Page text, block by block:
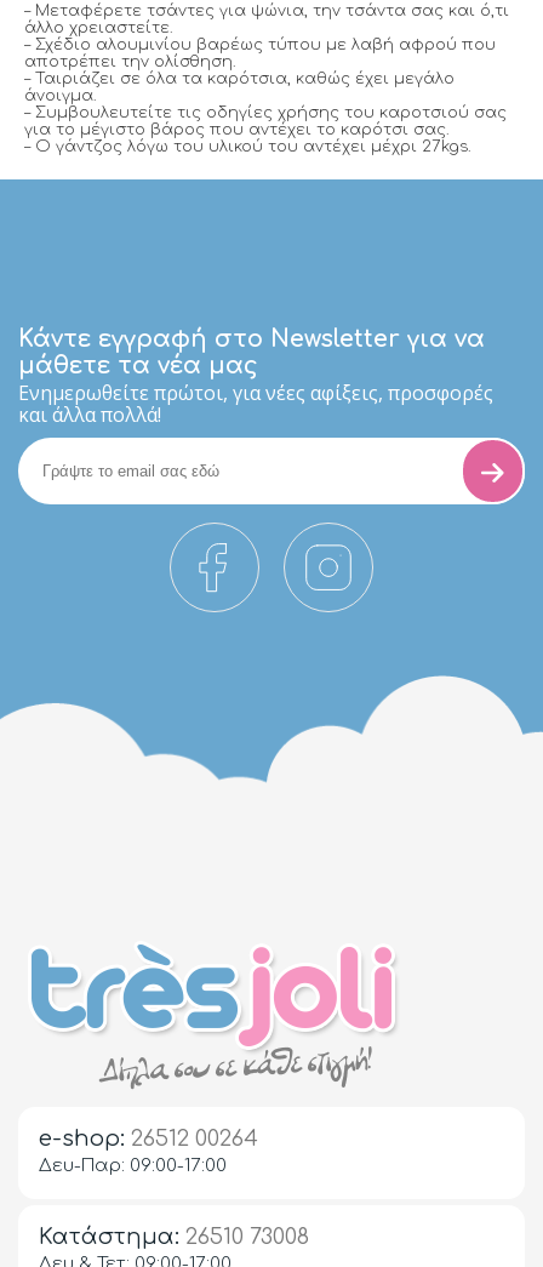
– Μεταφέρετε τσάντες για ψώνια, την τσάντα σας και ό,τι
άλλο χρειαστείτε.
– Σχέδιο αλουμινίου βαρέως τύπου με λαβή αφρού που
αποτρέπει την ολίσθηση.
– Ταιριάζει σε όλα τα καρότσια, καθώς έχει μεγάλο
άνοιγμα.
– Συμβουλευτείτε τις οδηγίες χρήσης του καροτσιού σας
για το μέγιστο βάρος που αντέχει το καρότσι σας.
– Ο γάντζος λόγω του υλικού του αντέχει μέχρι 27kgs.
Κάντε εγγραφή στο Newsletter για να
μάθετε τα νέα μας
Eνημερωθείτε πρώτοι, για νέες αφίξεις, προσφορές
και άλλα πολλά!
e-shop: 26512 00264
Δευ-Παρ: 09:00-17:00
Κατάστημα: 26510 73008